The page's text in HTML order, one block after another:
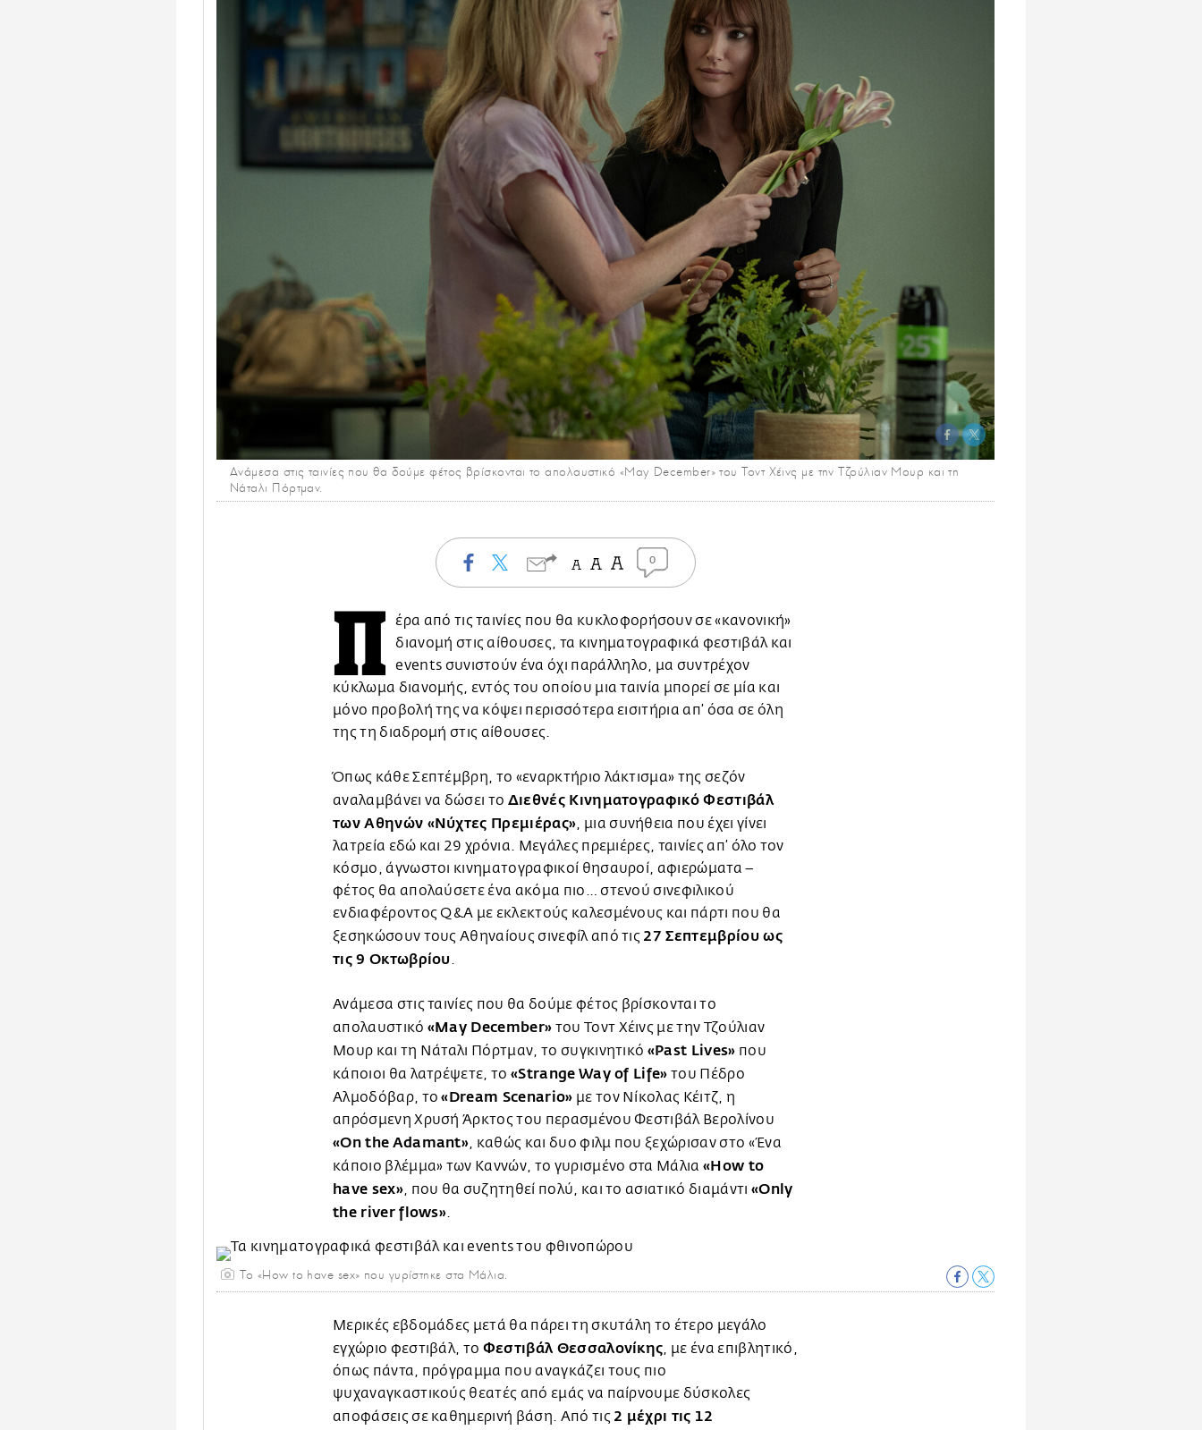
Ανάμεσα στις ταινίες που θα δούμε φέτος βρίσκονται το απολαυστικό «May December» του Τοντ Χέινς με την Τζούλιαν Μουρ και τη
Νάταλι Πόρτμαν.
0
Π
έρα από τις ταινίες που θα κυκλοφορήσουν σε «κανονική»
διανομή στις αίθουσες, τα κινηματογραφικά φεστιβάλ και
events συνιστούν ένα όχι παράλληλο, μα συντρέχον
κύκλωμα διανομής, εντός του οποίου μια ταινία μπορεί σε μία και
μόνο προβολή της να κόψει περισσότερα εισιτήρια απ’ όσα σε όλη
της τη διαδρομή στις αίθουσες.
Όπως κάθε Σεπτέμβρη, το «εναρκτήριο λάκτισμα» της σεζόν
αναλαμβάνει να δώσει το Διεθνές Κινηματογραφικό Φεστιβάλ
των Αθηνών «Νύχτες Πρεμιέρας», μια συνήθεια που έχει γίνει
λατρεία εδώ και 29 χρόνια. Μεγάλες πρεμιέρες, ταινίες απ’ όλο τον
κόσμο, άγνωστοι κινηματογραφικοί θησαυροί, αφιερώματα –
φέτος θα απολαύσετε ένα ακόμα πιο… στενού σινεφιλικού
ενδιαφέροντος Q&A με εκλεκτούς καλεσμένους και πάρτι που θα
ξεσηκώσουν τους Αθηναίους σινεφίλ από τις 27 Σεπτεμβρίου ως
τις 9 Οκτωβρίου.
Ανάμεσα στις ταινίες που θα δούμε φέτος βρίσκονται το
απολαυστικό «May December» του Τοντ Χέινς με την Τζούλιαν
Μουρ και τη Νάταλι Πόρτμαν, το συγκινητικό «Past Lives» που
κάποιοι θα λατρέψετε, το«Strange Way of Life» του Πέδρο
Αλμοδόβαρ, το«Dream Scenario» με τον Νίκολας Κέιτζ, η
απρόσμενη Χρυσή Άρκτος του περασμένου Φεστιβάλ Βερολίνου
«Οn the Adamant», καθώς και δυο φιλμ που ξεχώρισαν στο «Ένα
κάποιο βλέμμα» των Καννών, το γυρισμένο στα Μάλια«How to
have sex», που θα συζητηθεί πολύ, και το ασιατικό διαμάντι «Only
the river flows».
Το «How to have sex» που γυρίστηκε στα Μάλια.
Μερικές εβδομάδες μετά θα πάρει τη σκυτάλη το έτερο μεγάλο
εγχώριο φεστιβάλ, το Φεστιβάλ Θεσσαλονίκης, με ένα επιβλητικό,
όπως πάντα, πρόγραμμα που αναγκάζει τους πιο
ψυχαναγκαστικούς θεατές από εμάς να παίρνουμε δύσκολες
αποφάσεις σε καθημερινή βάση. Από τις 2 μέχρι τις 12